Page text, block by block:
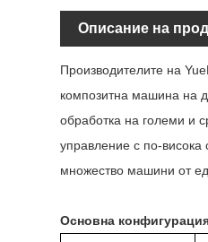
Описание на
Производителите на
композитна машина на
обработка на големи и
управление с по-
множество машини от
Основна